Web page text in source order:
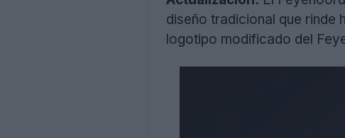
diseño tradicional que rinde
logotipo modificado del